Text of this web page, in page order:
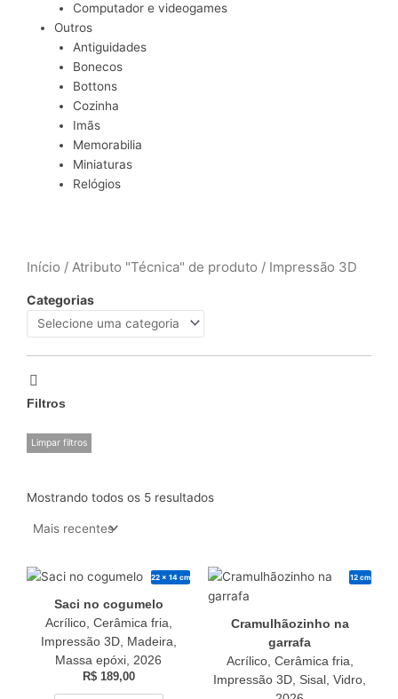
Computador e videogames
Outros
Antiguidades
Bonecos
Bottons
Cozinha
Imãs
Memorabilia
Miniaturas
Relógios
Início / Atributo "Técnica" de produto / Impressão 3D
Categorias
Filtros
Limpar filtros
Mostrando todos os 5 resultados
22 x 14 cm
Saci no cogumelo
Acrílico, Cerâmica fria,
Impressão 3D, Madeira,
Massa epóxi, 2026
R$189,00
12 cm
Cramulhãozinho na
garrafa
Acrílico, Cerâmica fria,
Impressão 3D, Sisal, Vidro,